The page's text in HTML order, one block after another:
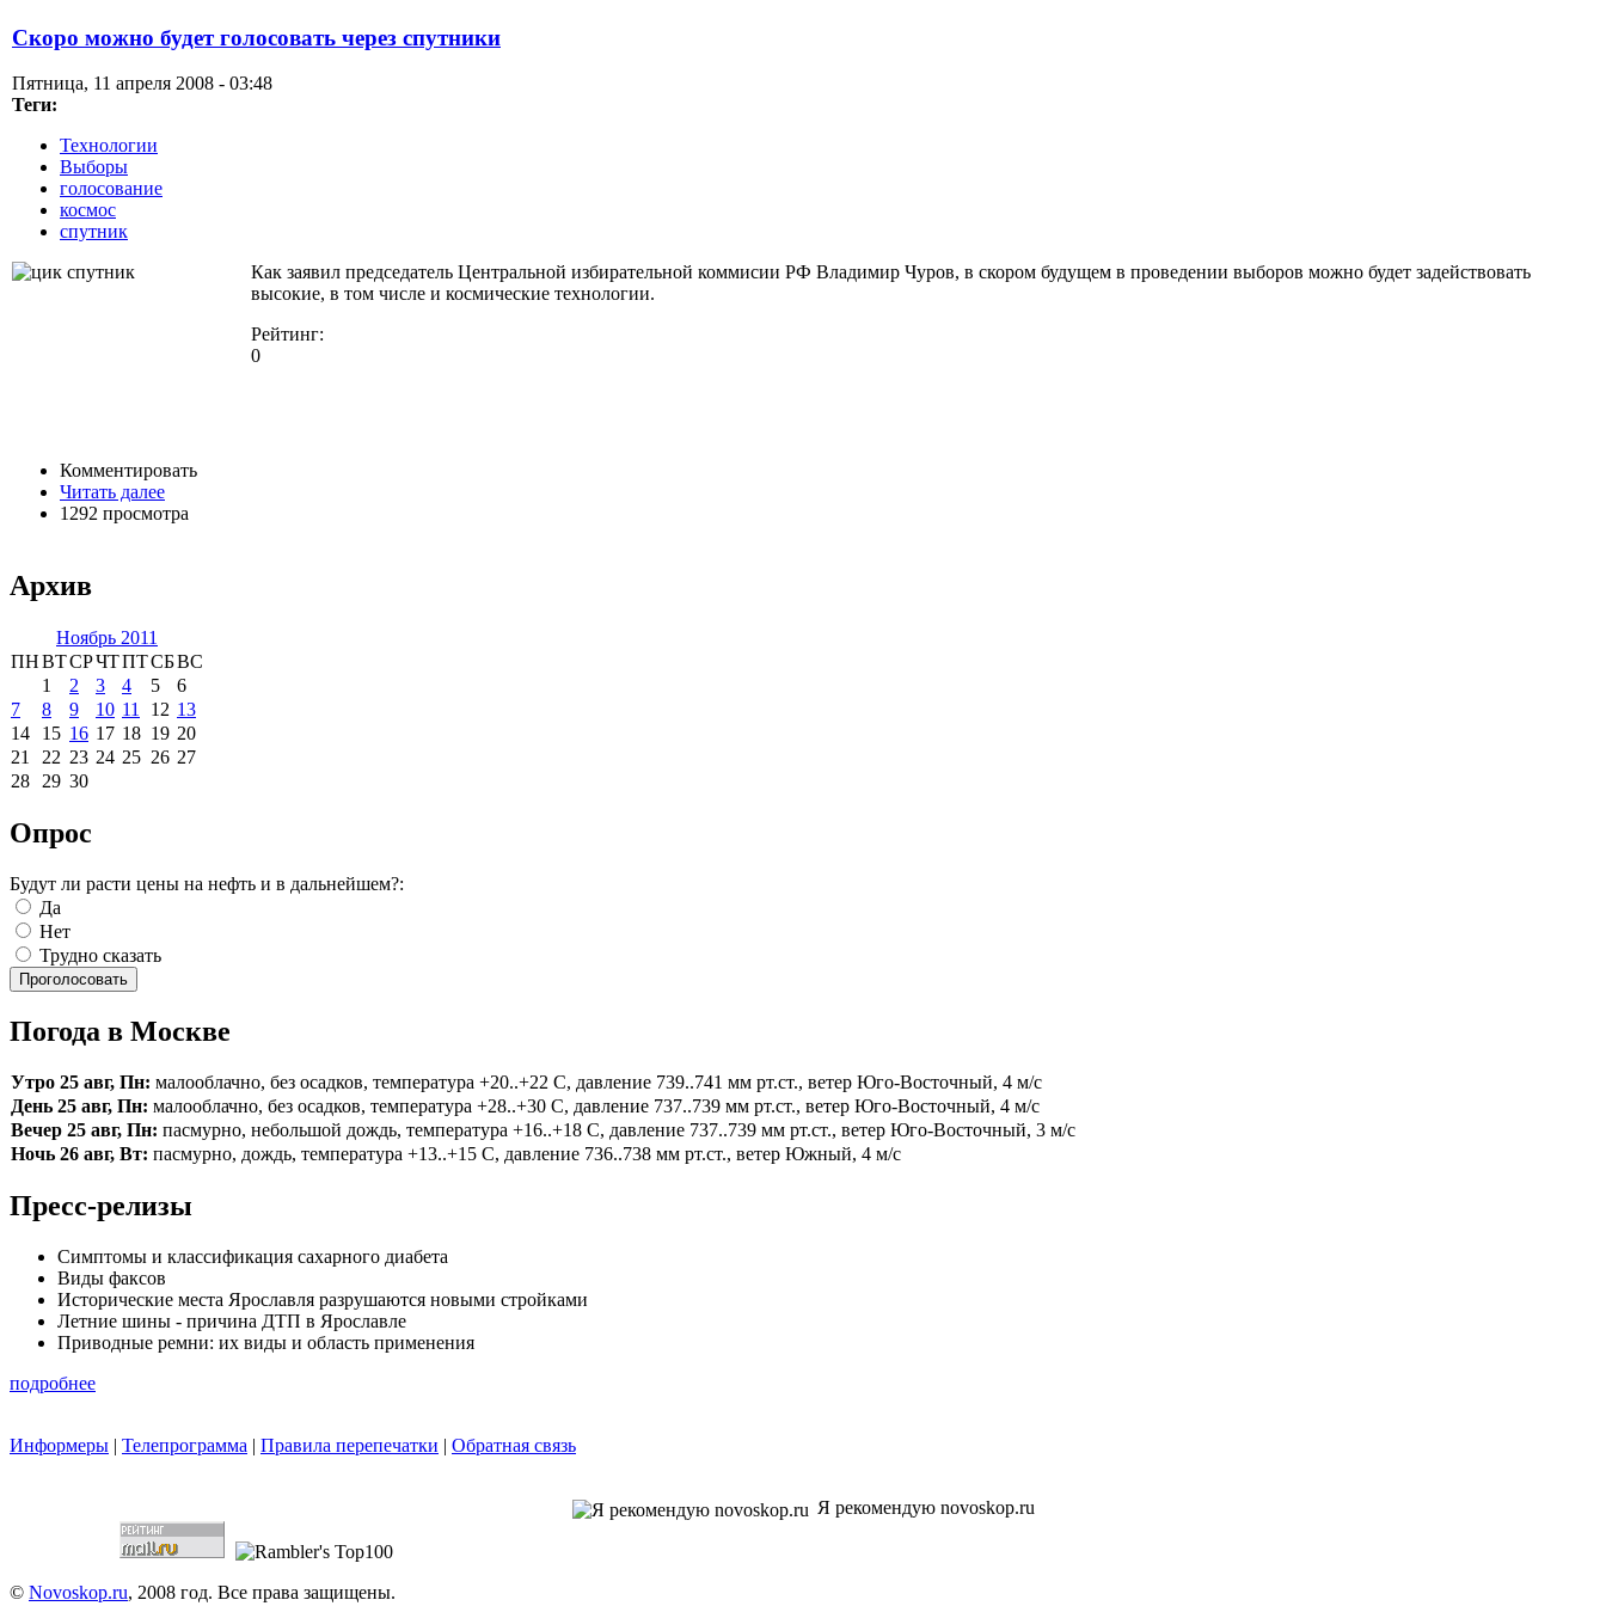
Скоро можно будет голосовать через спутники
Пятница, 11 апреля 2008 - 03:48
Теги:
Технологии
Выборы
голосование
космос
спутник
Как заявил председатель Центральной избирательной коммисии РФ Владимир Чуров, в скором будущем в проведении выборов можно будет задействовать
высокие, в том числе и космические технологии.
Рейтинг:
0
Комментировать
Читать далее
1292 просмотра
Архив
Ноябрь 2011
ПНВТСРЧТПТСБВС
1
2 3 4 5
6
7
8 9 10 11 12 13
14
15 16 17 18 19 20
21
22 23 24 25 26 27
28
29 30
Опрос
Будут ли расти цены на нефть и в дальнейшем?:
Да
Нет
Трудно сказать
Погода в Москве
Утро 25 авг, Пн: малооблачно, без осадков, температура +20..+22 С, давление 739..741 мм рт.ст., ветер Юго-Восточный, 4 м/с
День 25 авг, Пн: малооблачно, без осадков, температура +28..+30 С, давление 737..739 мм рт.ст., ветер Юго-Восточный, 4 м/с
Вечер 25 авг, Пн: пасмурно, небольшой дождь, температура +16..+18 С, давление 737..739 мм рт.ст., ветер Юго-Восточный, 3 м/с
Ночь 26 авг, Вт: пасмурно, дождь, температура +13..+15 С, давление 736..738 мм рт.ст., ветер Южный, 4 м/с
Пресс-релизы
Симптомы и классификация сахарного диабета
Виды факсов
Исторические места Ярославля разрушаются новыми стройками
Летние шины - причина ДТП в Ярославле
Приводные ремни: их виды и область применения
подробнее
Информеры | Телепрограмма | Правила перепечатки | Обратная связь
Я рекомендую novoskop.ru
© Novoskop.ru, 2008 год. Все права защищены.